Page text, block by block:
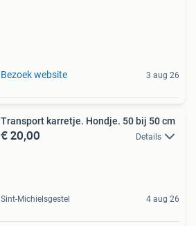
Bezoek website 3 aug 26
Transport karretje. Hondje. 50 bij 50 cm
€ 20,00 Details
Sint-Michielsgestel 4 aug 26